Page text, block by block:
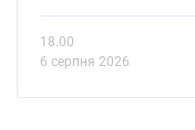
18.00
6 серпня 2026